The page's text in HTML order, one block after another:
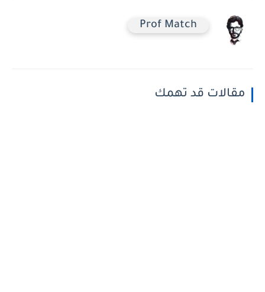
Prof Match
مقالات قد تهمك